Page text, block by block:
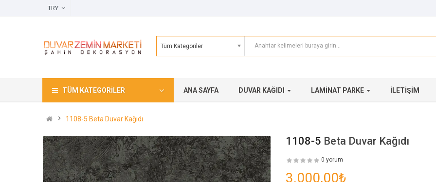
Tüm Kategoriler
TÜM KATEGORILER ANA SAYFA DUVAR KAĞIDI LAMINAT PARKE İLETIŞIM
1108-5 Beta Duvar Kağıdı
1108-5 Beta Duvar Kağıdı
0 yorum
3.000,00₺